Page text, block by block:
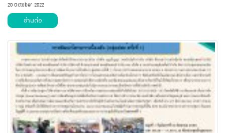
20 October 2022
อ่านต่อ